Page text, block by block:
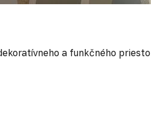
a funkčného